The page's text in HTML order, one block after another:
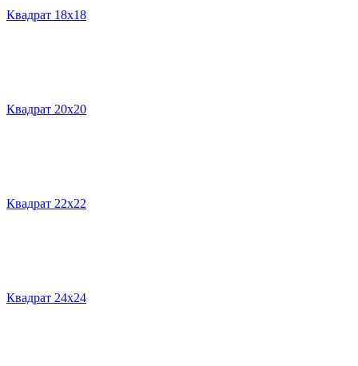
Квадрат 18х18
Квадрат 20х20
Квадрат 22х22
Квадрат 24х24